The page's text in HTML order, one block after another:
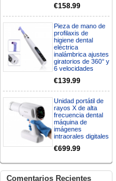
€158.99
Pieza de mano de
profilaxis de
higiene dental
eléctrica
inalámbrica ajustes
giratorios de 360° y
6 velocidades
€139.99
Unidad portátil de
rayos X de alta
frecuencia dental
máquina de
imágenes
intraorales digitales
€699.99
Comentarios Recientes
tiene una "toma a tierra" lo que
va conectado al paciente, placa
neutra.Placa de retorno,
Electrodo de retorno Placa
neutra, gracias
Clinicadentalcunit
07/06/2026
Buenos días, Mi nombre es Sara
y soy podóloga. Estoy
interesada en adaptar uno de
sus equipos dentales para uso
en podología, por lo que
necesito confirmar algunas
características técnicas antes de
valorar su adquisición. En
concreto, me gustaría saber:
mínimas del micromotor. Si el
sistema dispone de irrigación /